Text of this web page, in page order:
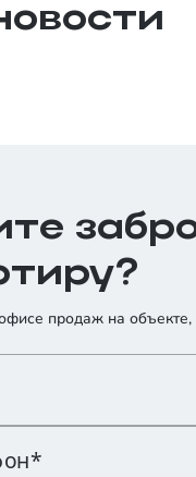
продаж на объекте,